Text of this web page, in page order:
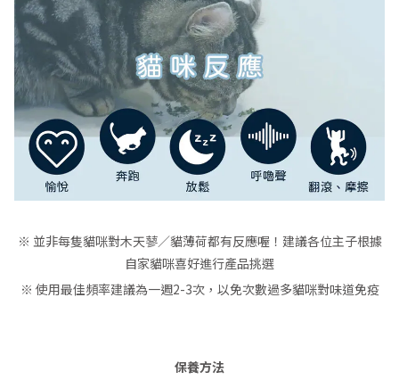
※ 並非每隻貓咪對木天蓼／貓薄荷都有反應喔！建議各位主子根據
自家貓咪喜好進行產品挑選
※ 使用最佳頻率建議為一週2-3次，以免次數過多貓咪對味道免疫
保養方法